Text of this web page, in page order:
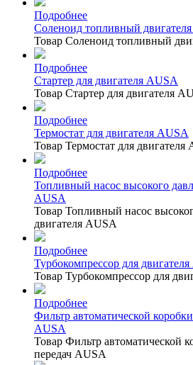
Подробнее
Соленоид топливный
Товар Соленоид топливный
Подробнее
Стартер для двигателя AUSA
Товар Стартер для двигателя
Подробнее
Термостат для двигателя AUSA
Товар Термостат для двигателя
Подробнее
Топливный насос высокого
AUSA
Товар Топливный насос
двигателя AUSA
Подробнее
Турбокомпрессор для
Товар Турбокомпрессор для
Подробнее
Фильтр автоматической
AUSA
Товар Фильтр автоматической
передач AUSA